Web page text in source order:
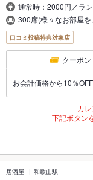
通常時：2000円／ラ
300席(様々なお部屋
口コミ投稿特典対象店
クーポン
お会計価格から10％OFF
カ
下記ボタン
居酒屋 和歌山駅